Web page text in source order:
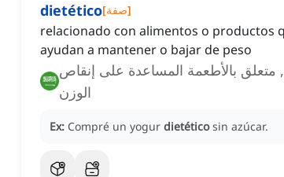
dietético[صفة]
relacionado con alimentos o productos
ayudan a mantener o bajar de peso
متعلق بالأطعمة المساعدة على إنقاص
الوزن
Ex: Compré un yogur dietético sin azúcar.